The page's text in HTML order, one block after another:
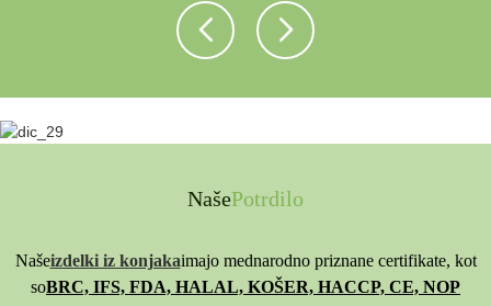
NašePotrdilo
Našeizdelki iz konjakaimajo mednarodno priznane certifikate, kot
soBRC, IFS, FDA, HALAL, KOŠER, HACCP, CE, NOP